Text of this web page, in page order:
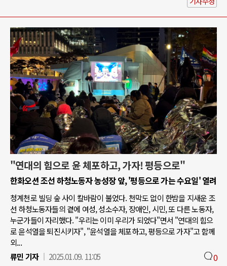
"연대의 힘으로 윤 체포하고, 가자! 평등으로"
한화오션 조선 하청노동자 농성장 앞, '평등으로 가는 수요일' 열려
청계천로 빌딩 숲 사이 칼바람이 불었다. 천막도 없이 한밤을 지새운 조
선 하청노동자들의 곁에 여성, 성소수자, 장애인, 시민, 또 다른 노동자,
누군가들이 자리했다. "우리는 이미 우리가 되었다"면서 "연대의 힘으
로 윤석열을 퇴진시키자", "윤석열을 체포하고, 평등으로 가자"고 함께
외...
류민 기자
2025.01.09. 11:05 0